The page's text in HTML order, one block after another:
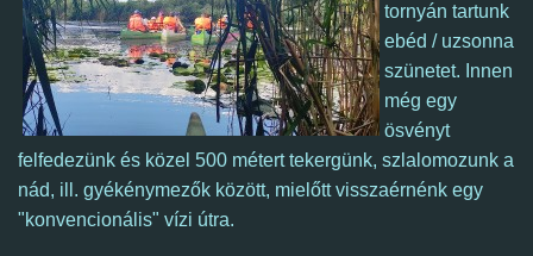
tornyán tartunk
ebéd / uzsonna
szünetet. Innen
még egy
ösvényt
felfedezünk és közel 500 métert tekergünk, szlalomozunk a
nád, ill. gyékénymezők között, mielőtt visszaérnénk egy
"konvencionális" vízi útra.